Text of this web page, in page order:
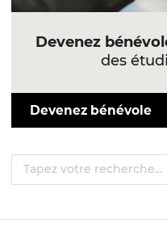
Devenez
des
Devenez bénévole